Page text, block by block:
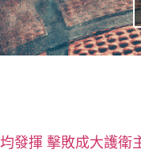
發揮 擊敗成大護衛